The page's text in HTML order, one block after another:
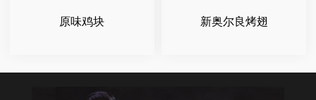
原味鸡块 新奥尔良烤翅